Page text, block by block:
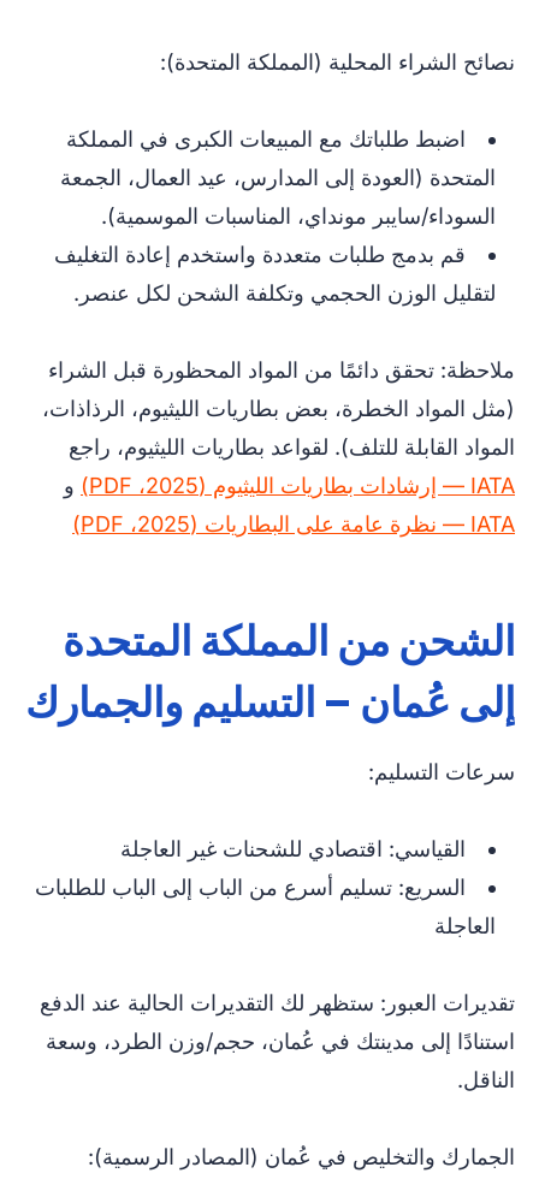
نصائح الشراء المحلية (المملكة المتحدة):
اضبط طلباتك مع المبيعات الكبرى في المملكة
المتحدة (العودة إلى المدارس، عيد العمال، الجمعة
السوداء/سايبر مونداي، المناسبات الموسمية).
قم بدمج طلبات متعددة واستخدم إعادة التغليف
لتقليل الوزن الحجمي وتكلفة الشحن لكل عنصر.
ملاحظة: تحقق دائمًا من المواد المحظورة قبل الشراء
(مثل المواد الخطرة، بعض بطاريات الليثيوم، الرذاذات،
المواد القابلة للتلف). لقواعد بطاريات الليثيوم، راجع
IATA — إرشادات بطاريات الليثيوم (2025، PDF)
و
IATA — نظرة عامة على البطاريات (2025، PDF)
الشحن من المملكة المتحدة
إلى عُمان – التسليم والجمارك
سرعات التسليم:
القياسي: اقتصادي للشحنات غير العاجلة
السريع: تسليم أسرع من الباب إلى الباب للطلبات
العاجلة
تقديرات العبور: ستظهر لك التقديرات الحالية عند الدفع
استنادًا إلى مدينتك في عُمان، حجم/وزن الطرد، وسعة
الناقل.
الجمارك والتخليص في عُمان (المصادر الرسمية):